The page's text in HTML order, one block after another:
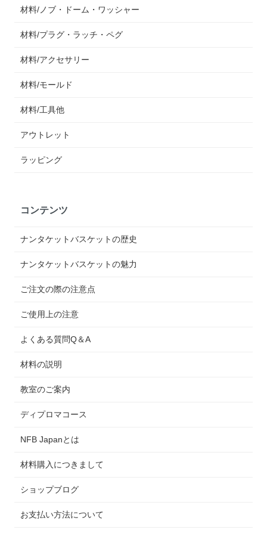
材料/ノブ・ドーム・ワッシャー
材料/プラグ・ラッチ・ペグ
材料/アクセサリー
材料/モールド
材料/工具他
アウトレット
ラッピング
コンテンツ
ナンタケットバスケットの歴史
ナンタケットバスケットの魅力
ご注文の際の注意点
ご使用上の注意
よくある質問Q＆A
材料の説明
教室のご案内
ディプロマコース
NFB Japanとは
材料購入につきまして
ショップブログ
お支払い方法について